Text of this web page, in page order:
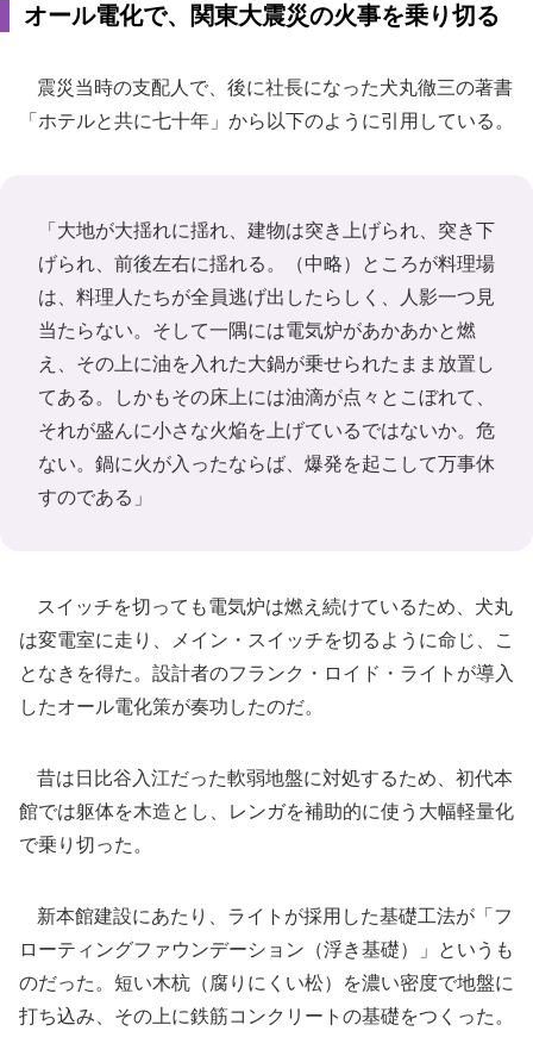
オール電化で、関東大震災の火事を乗り切る
震災当時の支配人で、後に社長になった犬丸徹三の著書
「ホテルと共に七十年」から以下のように引用している。
「大地が大揺れに揺れ、建物は突き上げられ、突き下
げられ、前後左右に揺れる。（中略）ところが料理場
は、料理人たちが全員逃げ出したらしく、人影一つ見
当たらない。そして一隅には電気炉があかあかと燃
え、その上に油を入れた大鍋が乗せられたまま放置し
てある。しかもその床上には油滴が点々とこぼれて、
それが盛んに小さな火焔を上げているではないか。危
ない。鍋に火が入ったならば、爆発を起こして万事休
すのである」
スイッチを切っても電気炉は燃え続けているため、犬丸
は変電室に走り、メイン・スイッチを切るように命じ、こ
となきを得た。設計者のフランク・ロイド・ライトが導入
したオール電化策が奏功したのだ。
昔は日比谷入江だった軟弱地盤に対処するため、初代本
館では躯体を木造とし、レンガを補助的に使う大幅軽量化
で乗り切った。
新本館建設にあたり、ライトが採用した基礎工法が「フ
ローティングファウンデーション（浮き基礎）」というも
のだった。短い木杭（腐りにくい松）を濃い密度で地盤に
打ち込み、その上に鉄筋コンクリートの基礎をつくった。